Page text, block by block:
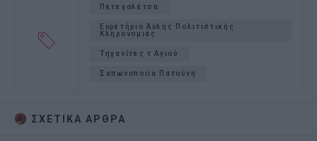
Πετεγολέτσα
Ευρετήριο Άυλης Πολιτιστικής
Κληρονομιάς
Τηγανίτες τ Αγιού
Σαπωνοποιία Πατούνη
ΣΧΕΤΙΚA AΡΘΡΑ